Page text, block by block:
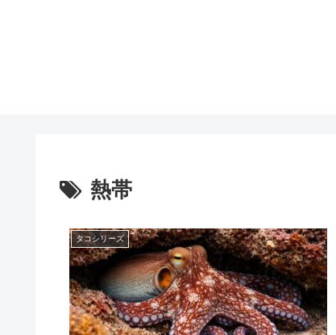
熱帯
タコシリーズ